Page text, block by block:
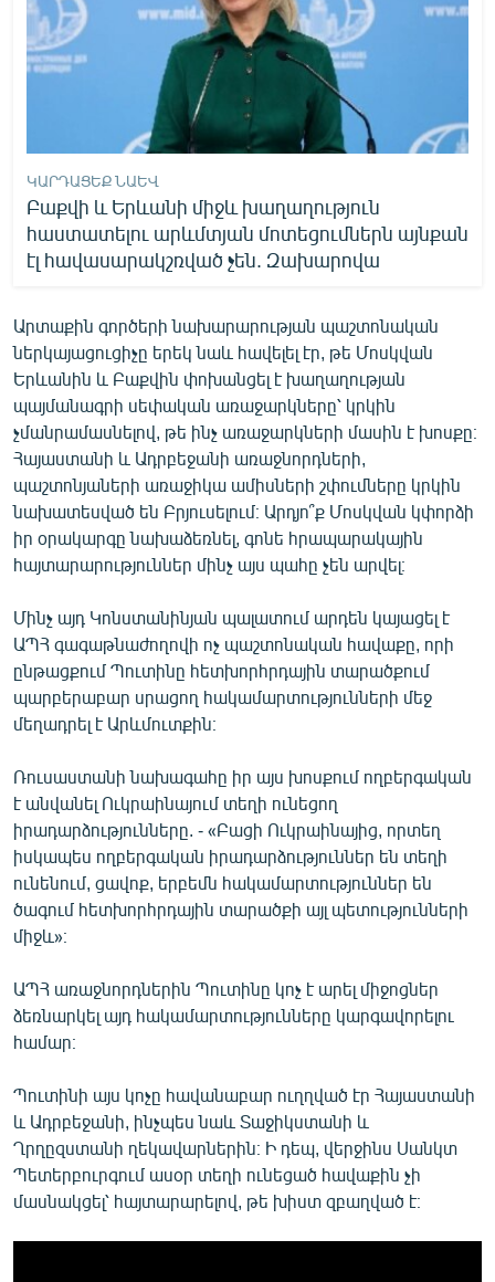
ԿԱՐԴԱՑԵՔ ՆԱԵՎ
Բաքվի և Երևանի միջև խաղաղություն
հաստատելու արևմտյան մոտեցումներն այնքան
էլ հավասարակշռված չեն. Զախարովա
Արտաքին գործերի նախարարության պաշտոնական
ներկայացուցիչը երեկ նաև հավելել էր, թե Մոսկվան
Երևանին և Բաքվին փոխանցել է խաղաղության
պայմանագրի սեփական առաջարկները՝ կրկին
չմանրամասնելով, թե ինչ առաջարկների մասին է խոսքը։
Հայաստանի և Ադրբեջանի առաջնորդների,
պաշտոնյաների առաջիկա ամիսների շփումները կրկին
նախատեսված են Բրյուսելում։ Արդյո՞ք Մոսկվան կփորձի
իր օրակարգը նախաձեռնել, գոնե հրապարակային
հայտարարություններ մինչ այս պահը չեն արվել։
Մինչ այդ Կոնստանինյան պալատում արդեն կայացել է
ԱՊՀ գագաթնաժողովի ոչ պաշտոնական հավաքը, որի
ընթացքում Պուտինը հետխորհրդային տարածքում
պարբերաբար սրացող հակամարտությունների մեջ
մեղադրել է Արևմուտքին։
Ռուսաստանի նախագահը իր այս խոսքում ողբերգական
է անվանել Ուկրաինայում տեղի ունեցող
իրադարձությունները. - «Բացի Ուկրաինայից, որտեղ
իսկապես ողբերգական իրադարձություններ են տեղի
ունենում, ցավոք, երբեմն հակամարտություններ են
ծագում հետխորհրդային տարածքի այլ պետությունների
միջև»։
ԱՊՀ առաջնորդներին Պուտինը կոչ է արել միջոցներ
ձեռնարկել այդ հակամարտությունները կարգավորելու
համար։
Պուտինի այս կոչը հավանաբար ուղղված էր Հայաստանի
և Ադրբեջանի, ինչպես նաև Տաջիկստանի և
Ղրղըզստանի ղեկավարներին։ Ի դեպ, վերջինս Սանկտ
Պետերբուրգում ասօր տեղի ունեցած հավաքին չի
մասնակցել՝ հայտարարելով, թե խիստ զբաղված է։